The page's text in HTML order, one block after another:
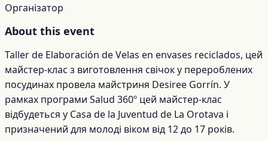
Організатор
About this event
Taller de Elaboración de Velas en envases reciclados, цей
майстер-клас з виготовлення свічок у перероблених
посудинах провела майстриня Desiree Gorrín. У
рамках програми Salud 360º цей майстер-клас
відбудеться у Casa de la Juventud de La Orotava і
призначений для молоді віком від 12 до 17 років.